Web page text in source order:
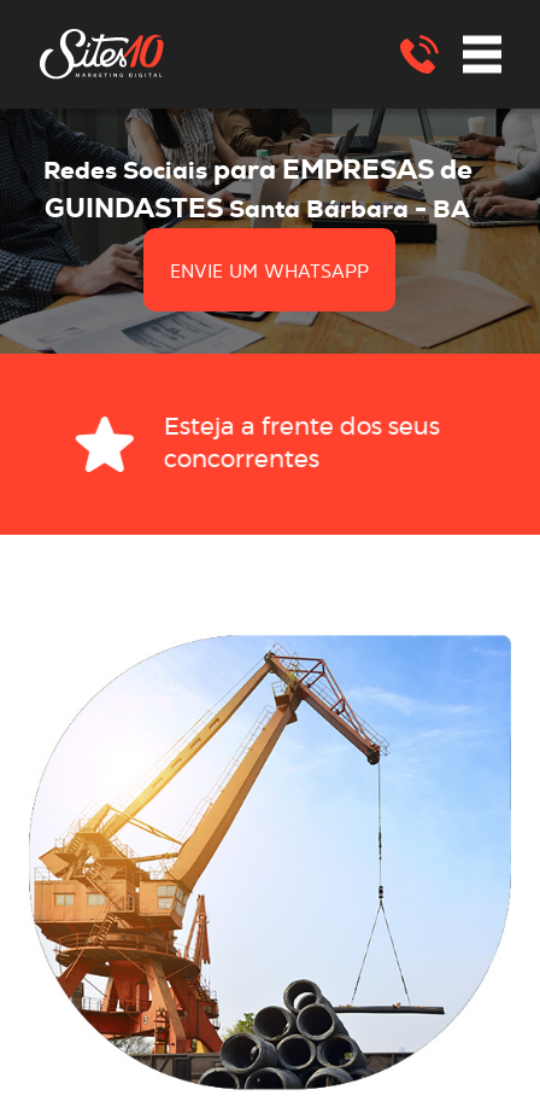
Redes Sociaispara EMPRESAS de
GUINDASTESSanta Bárbara - BA
ENVIE UM WHATSAPP
Esteja a frente dos seus
concorrentes